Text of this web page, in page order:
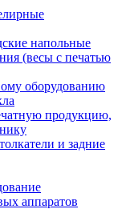
напольные
(весы с печатью
оборудованию
продукцию,
и задние
аппаратов